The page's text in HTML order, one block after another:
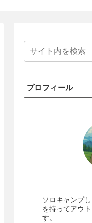
プロフィール
ソロキャンプ
を持ってアウ
す。